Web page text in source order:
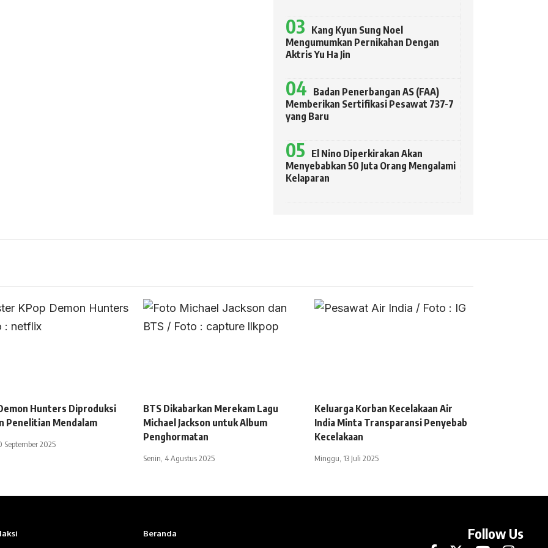
Kang Kyun Sung Noel
Mengumumkan Pernikahan Dengan
Aktris Yu Ha Jin
Badan Penerbangan AS (FAA)
Memberikan Sertifikasi Pesawat 737-7
yang Baru
El Nino Diperkirakan Akan
Menyebabkan 50 Juta Orang Mengalami
Kelaparan
Hunters Diproduksi
Penelitian Mendalam
September 2025
BTS Dikabarkan Merekam Lagu
Michael Jackson untuk Album
Penghormatan
Senin, 4 Agustus 2025
Keluarga Korban Kecelakaan Air
India Minta Transparansi Penyebab
Kecelakaan
Minggu, 13 Juli 2025
Beranda Follow Us